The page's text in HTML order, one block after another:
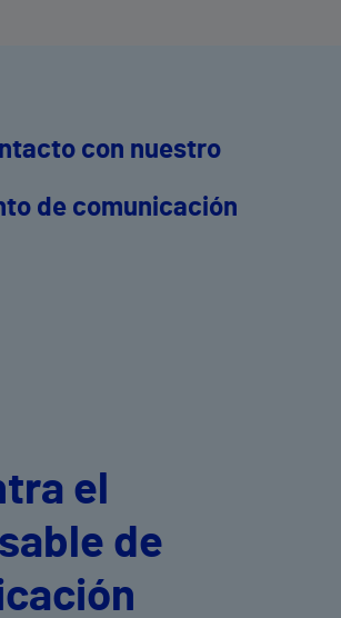
con nuestro
de comunicación
el
de